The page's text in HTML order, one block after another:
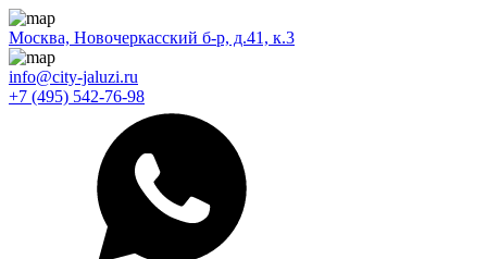
Москва, Новочеркасский б-р, д.41, к.3
info@city-jaluzi.ru
+7 (495) 542-76-98